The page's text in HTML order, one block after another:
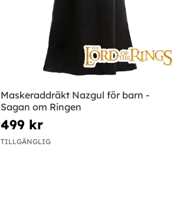
Maskeraddräkt Nazgul för barn -
Sagan om Ringen
499 kr
TILLGÄNGLIG